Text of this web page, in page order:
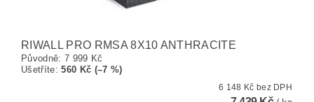
RIWALL PRO RMSA 8X10 ANTHRACITE
Původně: 7 999 Kč
Ušetříte:560 Kč (–7 %)
6 148 Kč bez DPH